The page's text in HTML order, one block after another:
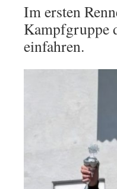
Im ersten
Kampfgruppe
einfahren.